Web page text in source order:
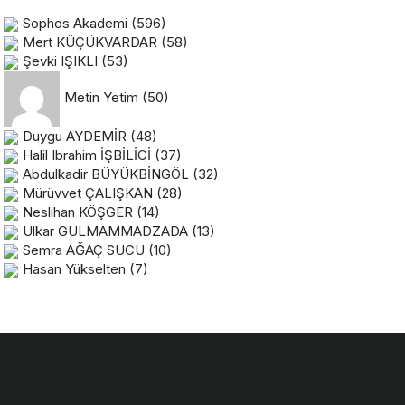
Sophos Akademi (596)
Mert KÜÇÜKVARDAR (58)
Şevki IŞIKLI (53)
Metin Yetim (50)
Duygu AYDEMİR (48)
Halil Ibrahim İŞBİLİCİ (37)
Abdulkadir BÜYÜKBİNGÖL (32)
Mürüvvet ÇALIŞKAN (28)
Neslihan KÖŞGER (14)
Ulkar GULMAMMADZADA (13)
Semra AĞAÇ SUCU (10)
Hasan Yükselten (7)